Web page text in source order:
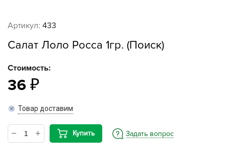
Артикул: 433
Салат Лоло Росса 1гр. (Поиск)
Стоимость:
36
Товар доставим
Купить Задать вопрос